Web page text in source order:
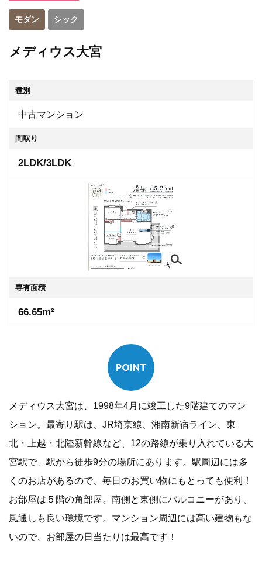
モダン シック
メディウス大宮
種別
中古マンション
間取り
2LDK/3LDK
専有面積
66.65m²
POINT
メディウス大宮は、1998年4月に竣工した9階建てのマン
ション。最寄り駅は、JR埼京線、湘南新宿ライン、東
北・上越・北陸新幹線など、12の路線が乗り入れている大
宮駅で、駅から徒歩9分の場所にあります。駅周辺には多
くのお店があるので、毎日のお買い物にもとっても便利！
お部屋は５階の角部屋。南側と東側にバルコニーがあり、
風通しも良い環境です。マンション周辺には高い建物もな
いので、お部屋の日当たりは最高です！